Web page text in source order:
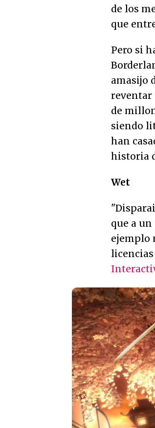
de los
que
Pero si
amasijo
reventar
de
siendo
han
historia
Wet
que a
ejemplo